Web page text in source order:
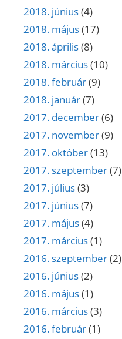
2018. június(4)
2018. május(17)
2018. április(8)
2018. március(10)
2018. február(9)
2018. január(7)
2017. december(6)
2017. november(9)
2017. október(13)
2017. szeptember(7)
2017. július(3)
2017. június(7)
2017. május(4)
2017. március(1)
2016. szeptember(2)
2016. június(2)
2016. május(1)
2016. március(3)
2016. február(1)